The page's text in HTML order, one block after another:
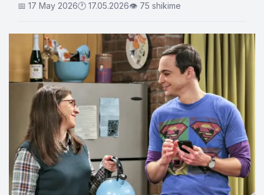
📅 17 May 2026🕐 17.05.2026👁 75 shikime